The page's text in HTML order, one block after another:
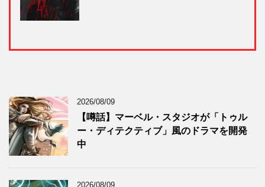
2026/08/09
【噂話】マーベル・スタジオが「トゥル
ー・ディテクティブ」風のドラマを開発
中
2026/08/09